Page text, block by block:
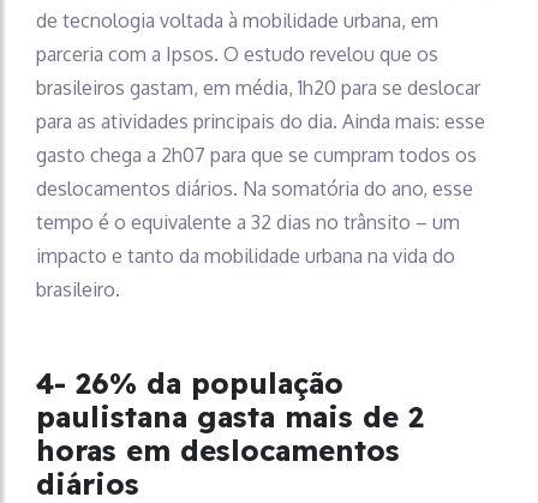
de tecnologia voltada à mobilidade urbana, em
parceria com a Ipsos. O estudo revelou que os
brasileiros gastam, em média, 1h20 para se deslocar
para as atividades principais do dia. Ainda mais: esse
gasto chega a 2h07 para que se cumpram todos os
deslocamentos diários. Na somatória do ano, esse
tempo é o equivalente a 32 dias no trânsito – um
impacto e tanto da mobilidade urbana na vida do
brasileiro.
4- 26% da população
paulistana gasta mais de 2
horas em deslocamentos
diários